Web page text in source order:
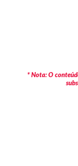
* Nota: O